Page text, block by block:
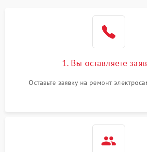
1. Вы оставляете
Оставьте заявку на ремонт